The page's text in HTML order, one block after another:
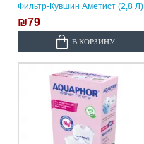
Фильтр-Кувшин Аметист (2,8 Л)
₪79
В КОРЗИНУ